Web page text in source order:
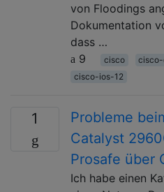
von Floodings
Dokumentation
dass …
9
cisco
cisco-ios-12
1
Probleme
Catalyst
Prosafe über
Ich habe einen